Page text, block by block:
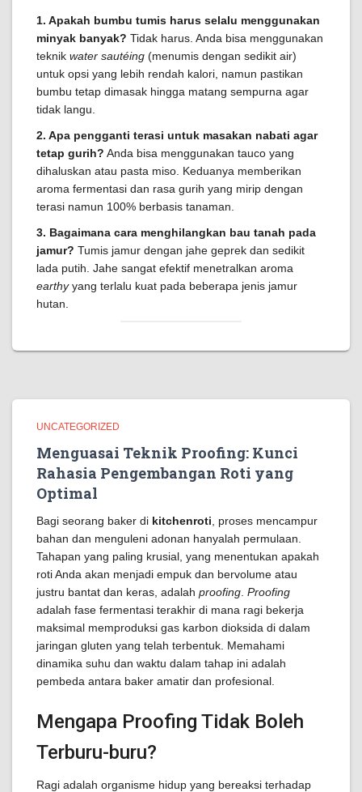
1. Apakah bumbu tumis harus selalu menggunakan
minyak banyak? Tidak harus. Anda bisa menggunakan
teknik water sautéing (menumis dengan sedikit air)
untuk opsi yang lebih rendah kalori, namun pastikan
bumbu tetap dimasak hingga matang sempurna agar
tidak langu.
2. Apa pengganti terasi untuk masakan nabati agar
tetap gurih? Anda bisa menggunakan tauco yang
dihaluskan atau pasta miso. Keduanya memberikan
aroma fermentasi dan rasa gurih yang mirip dengan
terasi namun 100% berbasis tanaman.
3. Bagaimana cara menghilangkan bau tanah pada
jamur? Tumis jamur dengan jahe geprek dan sedikit
lada putih. Jahe sangat efektif menetralkan aroma
earthyyang terlalu kuat pada beberapa jenis jamur
hutan.
UNCATEGORIZED
Menguasai Teknik Proofing: Kunci
Rahasia Pengembangan Roti yang
Optimal
Bagi seorang baker di kitchenroti , proses mencampur
bahan dan menguleni adonan hanyalah permulaan.
Tahapan yang paling krusial, yang menentukan apakah
roti Anda akan menjadi empuk dan bervolume atau
justru bantat dan keras, adalah proofing Proofing
adalah fase fermentasi terakhir di mana ragi bekerja
maksimal memproduksi gas karbon dioksida di dalam
jaringan gluten yang telah terbentuk. Memahami
dinamika suhu dan waktu dalam tahap ini adalah
pembeda antara baker amatir dan profesional.
Mengapa Proofing Tidak Boleh
Terburu-buru?
Ragi adalah organisme hidup yang bereaksi terhadap